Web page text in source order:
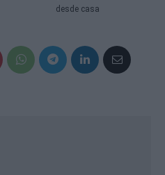
desde casa